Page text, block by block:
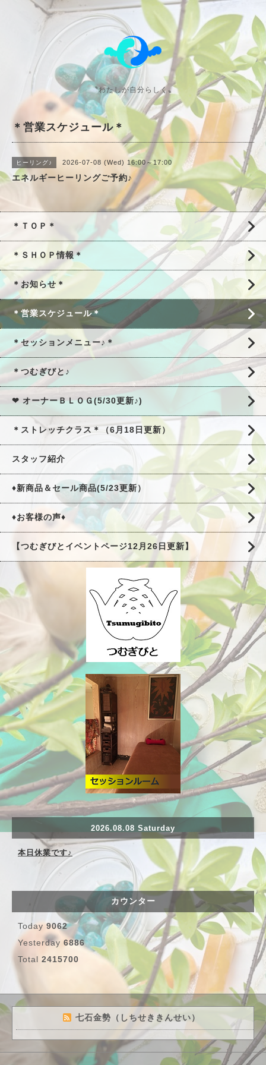
〝わたしが自分らしく〟
＊営業スケジュール＊
ヒーリング♪ 2026-07-08 (Wed) 16:00～17:00
エネルギーヒーリングご予約♪
＊ＴＯＰ＊
＊ＳＨＯＰ情報＊
＊お知らせ＊
＊営業スケジュール＊
＊セッションメニュー♪＊
＊つむぎびと♪
❤ オーナーＢＬＯＧ(5/30更新♪)
＊ストレッチクラス＊（6月18日更新）
スタッフ紹介
♦新商品＆セール商品(5/23更新）
♦お客様の声♦
【つむぎびとイベントページ12月26日更新】
2026.08.08 Saturday
本日休業です♪
カウンター
Today 9062
Yesterday 6886
Total 2415700
七石金勢（しちせききんせい）